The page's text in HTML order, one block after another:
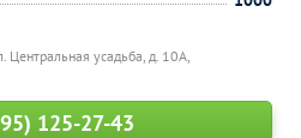
Центральная усадьба, д. 10А,
125-27-43